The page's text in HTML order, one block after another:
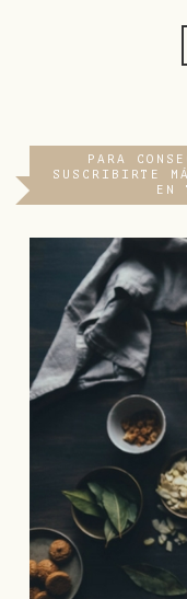
PARA
SUSCRIBIRTE
EN